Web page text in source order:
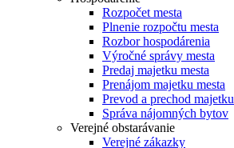
Rozpočet mesta
Plnenie rozpočtu mesta
Rozbor hospodárenia
Výročné správy mesta
Predaj majetku mesta
Prenájom majetku mesta
Prevod a prechod majetku
Správa nájomných bytov
Verejné obstarávanie
Verejné zákazky